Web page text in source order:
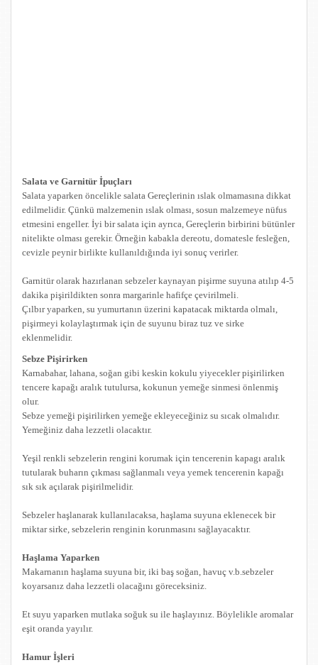
Salata ve Garnitür İpuçları
Salata yaparken öncelikle salata Gereçlerinin ıslak olmamasına dikkat
edilmelidir. Çünkü malzemenin ıslak olması, sosun malzemeye nüfus
etmesini engeller. İyi bir salata için ayrıca, Gereçlerin birbirini bütünler
nitelikte olması gerekir. Örneğin kabakla dereotu, domatesle fesleğen,
cevizle peynir birlikte kullanıldığında iyi sonuç verirler.
Garnitür olarak hazırlanan sebzeler kaynayan pişirme suyuna atılıp 4-5
dakika pişirildikten sonra margarinle hafifçe çevirilmeli.
Çılbır yaparken, su yumurtanın üzerini kapatacak miktarda olmalı,
pişirmeyi kolaylaştırmak için de suyunu biraz tuz ve sirke
eklenmelidir.
Sebze Pişirirken
Karnabahar, lahana, soğan gibi keskin kokulu yiyecekler pişirilirken
tencere kapağı aralık tutulursa, kokunun yemeğe sinmesi önlenmiş
olur.
Sebze yemeği pişirilirken yemeğe ekleyeceğiniz su sıcak olmalıdır.
Yemeğiniz daha lezzetli olacaktır.
Yeşil renkli sebzelerin rengini korumak için tencerenin kapagı aralık
tutularak buharın çıkması sağlanmalı veya yemek tencerenin kapağı
sık sık açılarak pişirilmelidir.
Sebzeler haşlanarak kullanılacaksa, haşlama suyuna eklenecek bir
miktar sirke, sebzelerin renginin korunmasını sağlayacaktır.
Haşlama Yaparken
Makarnanın haşlama suyuna bir, iki baş soğan, havuç v.b.sebzeler
koyarsanız daha lezzetli olacağını göreceksiniz.
Et suyu yaparken mutlaka soğuk su ile haşlayınız. Böylelikle aromalar
eşit oranda yayılır.
Hamur İşleri